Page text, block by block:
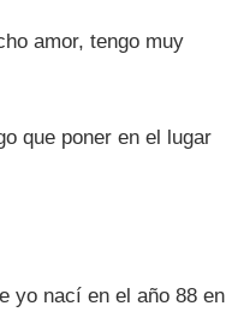
amor, tengo muy
que poner en el lugar
yo nací en el año 88 en